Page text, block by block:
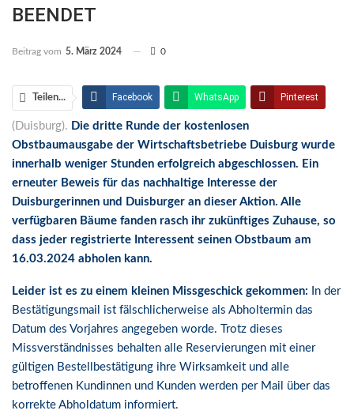
BEENDET
Beitrag vom 5. März 2024 0
Teilen... Facebook WhatsApp Pinterest
Email Linkedin
Facebook Messenger
(Duisburg). Die dritte Runde der kostenlosen
Obstbaumausgabe der Wirtschaftsbetriebe Duisburg wurde
innerhalb weniger Stunden erfolgreich abgeschlossen. Ein
erneuter Beweis für das nachhaltige Interesse der
Duisburgerinnen und Duisburger an dieser Aktion. Alle
verfügbaren Bäume fanden rasch ihr zukünftiges Zuhause, so
dass jeder registrierte Interessent seinen Obstbaum am
16.03.2024 abholen kann.
Leider ist es zu einem kleinen Missgeschick gekommen: In der
Bestätigungsmail ist fälschlicherweise als Abholtermin das
Datum des Vorjahres angegeben worde. Trotz dieses
Missverständnisses behalten alle Reservierungen mit einer
gültigen Bestellbestätigung ihre Wirksamkeit und alle
betroffenen Kundinnen und Kunden werden per Mail über das
korrekte Abholdatum informiert.